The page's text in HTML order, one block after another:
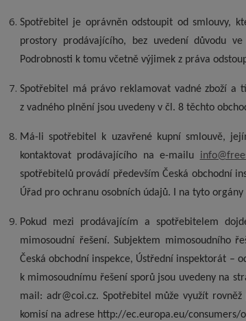
Spotřebitel je oprávněn odstoupit od smlouvy,
prostory prodávajícího, bez uvedení důvodu
Podrobnosti k tomu včetně výjimek z práva
Spotřebitel má právo reklamovat vadné zboží a
z vadného plnění jsou uvedeny v čl. 8 těchto
Má-li spotřebitel k uzavřené kupní smlouvě,
kontaktovat prodávajícího na e-mailu
spotřebitelů provádí především Česká obchodní
Úřad pro ochranu osobních údajů. I na tyto
Pokud mezi prodávajícím a spotřebitelem
mimosoudní řešení. Subjektem mimosoudního
Česká obchodní inspekce, Ústřední inspektorát –
k mimosoudnímu řešení sporů jsou uvedeny na
mail: adr@coi.cz. Spotřebitel může využít
komisí na adrese http://ec.europa.eu/consumers/